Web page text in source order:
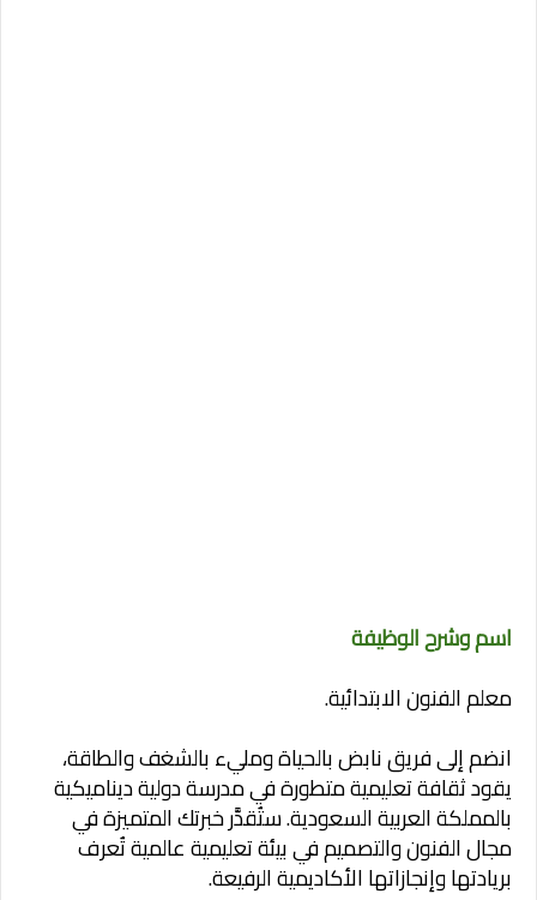
اسم وشرح الوظيفة
معلم الفنون الابتدائية.
انضم إلى فريق نابض بالحياة ومليء بالشغف والطاقة،
يقود ثقافة تعليمية متطورة في مدرسة دولية ديناميكية
بالمملكة العربية السعودية. ستُقدَّر خبرتك المتميزة في
مجال الفنون والتصميم في بيئة تعليمية عالمية تُعرف
بريادتها وإنجازاتها الأكاديمية الرفيعة.